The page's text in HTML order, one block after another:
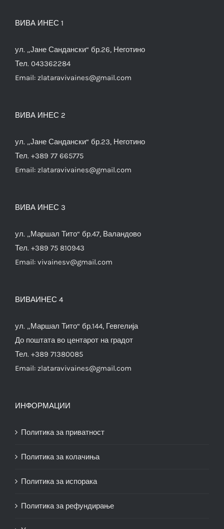
ВИВА ИНЕС 1
ул. „Јане Сандански“ бр.26, Неготино
Тел. 043362284
Email: zlataravivaines@gmail.com
ВИВА ИНЕС 2
ул. „Јане Сандански“ бр.23, Неготино
Тел. +389 77 665775
Email: zlataravivaines@gmail.com
ВИВА ИНЕС 3
ул. „Маршал Тито“ бр.47, Валандово
Тел. +389 75 810943
Email: vivainesv@gmail.com
ВИВАИНЕС 4
ул. „Маршал Тито“ бр.144, Гевгелија
До поштата во центарот на градот
Тел. +389 71380085
Email: zlataravivaines@gmail.com
ИНФОРМАЦИИ
Политика за приватност
Политика за колачиња
Политика за испорака
Политика за рефундирање